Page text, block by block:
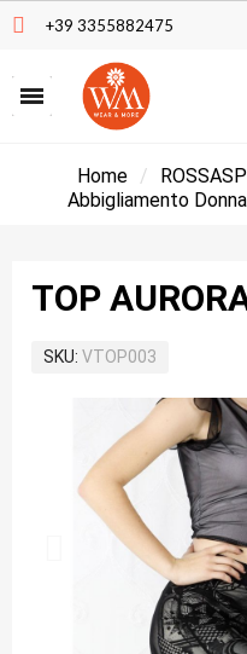
+39 3355882475
Home
Abbigliamento Donna
TOP
SKU VTOP003